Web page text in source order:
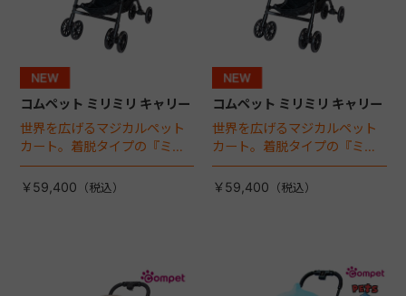
コムペット ミリミリ キャリー
世界を広げるマジカルペット
カート。着脱タイプの『ミリ
ミリ キャリー』 からアースカ
ラーが登場！
￥59,400
コムペット ミリミリ キャリー
世界を広げるマジカルペット
カート。着脱タイプの『ミリ
ミリ キャリー』 からアースカ
ラーが登場！
￥59,400